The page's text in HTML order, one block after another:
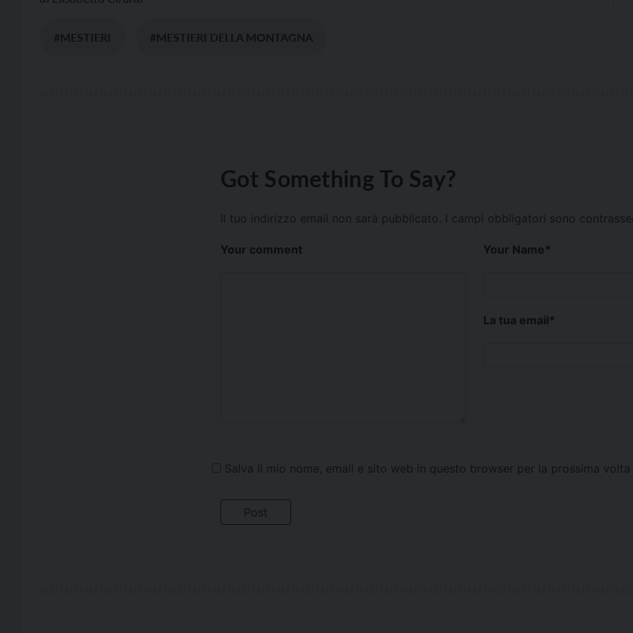
#MESTIERI #MESTIERI DELLA MONTAGNA
Got Something To Say?
Il tuo indirizzo email non sarà pubblicato. I campi obbligatori sono
Your comment Your Name*
La tua email*
Salva il mio nome, email e sito web in questo browser per la prossima